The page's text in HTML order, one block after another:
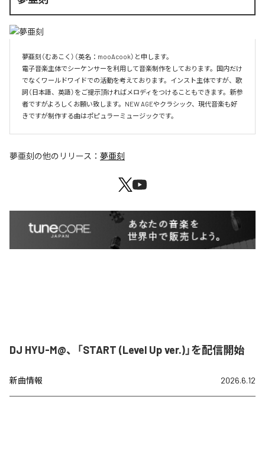
夢亜刻（むあこく）（英名：mooAcook）と申します。
電子音楽主体でシーケンサーを利用して音楽制作をしております。国内だけ
でなくワールドワイドでの活動を考えております。インスト主体ですが、歌
詞（日本語、英語）をご提示頂ければメロディをつけることもできます。新参
者ですがよろしくお願い致します。NEW AGEやクラシック、現代音楽も好
きですが制作する曲はポピュラーミュージックです。
夢亜刻 の他のリリース： 夢亜刻
DJ HYU-M@、「START (Level Up ver.)」を配信開始
新曲情報 2026.6.12